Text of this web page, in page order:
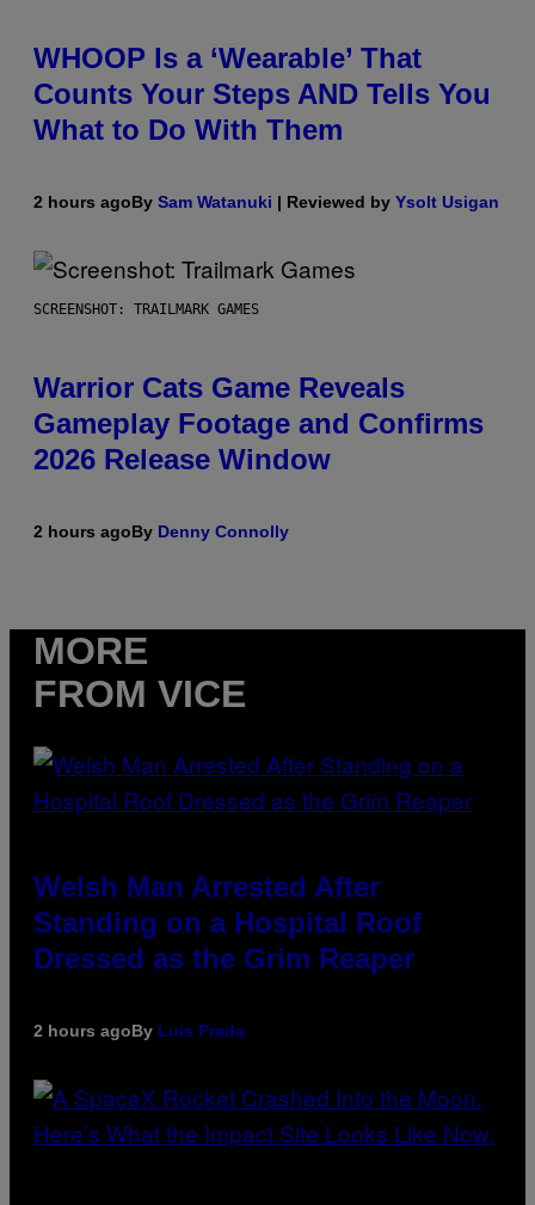
WHOOP Is a ‘Wearable’ That
Counts Your Steps AND Tells You
What to Do With Them
2 hours agoBy Sam Watanuki | Reviewed by Ysolt Usigan
SCREENSHOT: TRAILMARK GAMES
Warrior Cats Game Reveals
Gameplay Footage and Confirms
2026 Release Window
2 hours agoBy Denny Connolly
MORE
FROM VICE
Welsh Man Arrested After
Standing on a Hospital Roof
Dressed as the Grim Reaper
2 hours agoBy Luis Prada